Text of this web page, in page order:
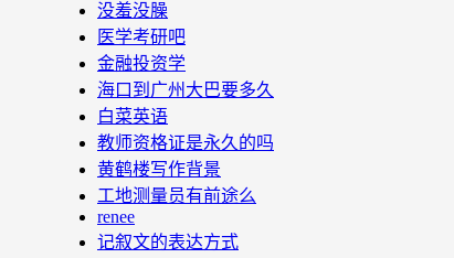
没羞没臊
医学考研吧
金融投资学
海口到广州大巴要多久
白菜英语
教师资格证是永久的吗
黄鹤楼写作背景
工地测量员有前途么
renee
记叙文的表达方式